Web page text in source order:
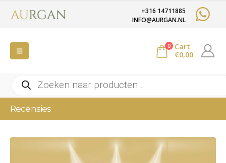
+316 14711885
INFO@AURGAN.NL
0
Cart
€0,00
Producten
zoeken
Recensies